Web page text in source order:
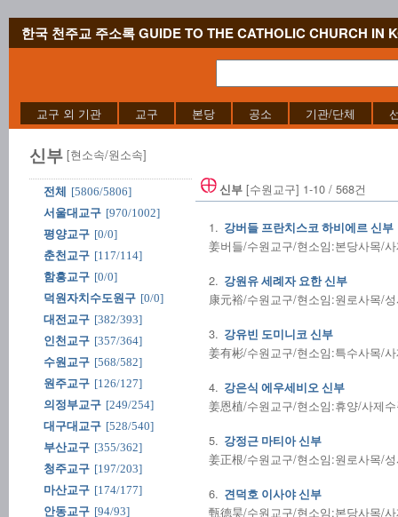
한국 천주교 주소록 GUIDE TO THE CATHOLIC CHURCH IN
교구 외 기관 교구 본당 공소 기관/단체
신부 [현소속/원소속]
전체
[5806/5806]
서울대교구 [970/1002]
평양교구 [0/0]
춘천교구 [117/114]
함흥교구 [0/0]
덕원자치수도원구 [0/0]
대전교구 [382/393]
인천교구 [357/364]
수원교구 [568/582]
원주교구 [126/127]
의정부교구 [249/254]
대구대교구 [528/540]
부산교구 [355/362]
청주교구 [197/203]
마산교구 [174/177]
안동교구 [94/93]
신부 [수원교구] 1-10 / 568건
1. 강버들 프란치스코 하비에르 신부
姜버들/수원교구/현소임:본당사목/
2. 강원유 세례자 요한 신부
康元裕/수원교구/현소임:원로사목/
3. 강유빈 도미니코 신부
姜有彬/수원교구/현소임:특수사목/
4. 강은식 에우세비오 신부
姜恩植/수원교구/현소임:휴양/사제
5. 강정근 마티아 신부
姜正根/수원교구/현소임:원로사목/
6. 견덕호 이사야 신부
甄德昊/수원교구/현소임:본당사목/